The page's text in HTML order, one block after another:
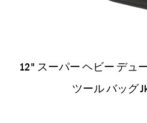
12" スーパー ヘビー デュ
ツール バッグ